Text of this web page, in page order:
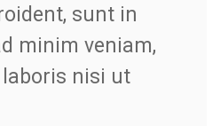
sunt in
minim veniam,
nisi ut